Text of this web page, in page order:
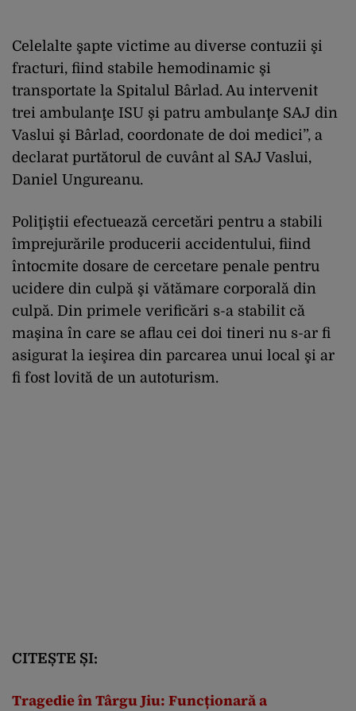
Celelalte şapte victime au diverse contuzii şi
fracturi, fiind stabile hemodinamic şi
transportate la Spitalul Bârlad. Au intervenit
trei ambulanţe ISU şi patru ambulanţe SAJ din
Vaslui şi Bârlad, coordonate de doi medici”, a
declarat purtătorul de cuvânt al SAJ Vaslui,
Daniel Ungureanu.
Poliţiştii efectuează cercetări pentru a stabili
împrejurările producerii accidentului, fiind
întocmite dosare de cercetare penale pentru
ucidere din culpă şi vătămare corporală din
culpă. Din primele verificări s-a stabilit că
maşina în care se aflau cei doi tineri nu s-ar fi
asigurat la ieşirea din parcarea unui local şi ar
fi fost lovită de un autoturism.
CITEȘTE ȘI:
Tragedie în Târgu Jiu: Funcționară a